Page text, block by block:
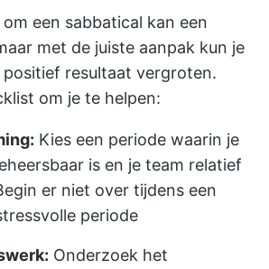
een sabbatical kan een
met de juiste aanpak kun je
positief resultaat vergroten.
om je te helpen:
Kies een periode waarin je
is en je team relatief
er niet over tijdens een
periode
Onderzoek het